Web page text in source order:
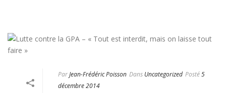
ParJean-Frédéric Poisson Dans Uncategorized Posté5
décembre 2014